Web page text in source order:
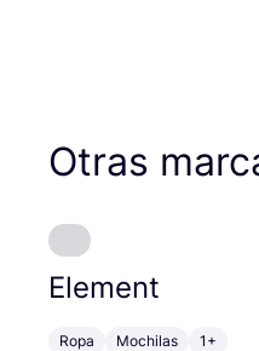
Otras
Element
Ropa Mochilas 1+